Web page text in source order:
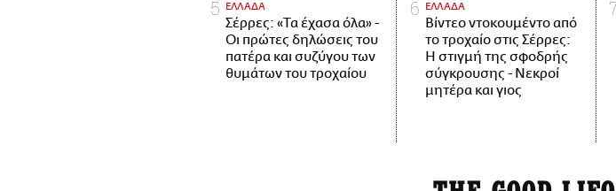
ΕΛΛΑΔΑ
Σέρρες: «Τα έχασα όλα» -
Οι πρώτες δηλώσεις του
πατέρα και συζύγου των
θυμάτων του τροχαίου
ΕΛΛΑΔΑ
Βίντεο ντοκουμέντο από
το τροχαίο στις Σέρρες:
Η στιγμή της σφοδρής
σύγκρουσης - Νεκροί
μητέρα και γιος